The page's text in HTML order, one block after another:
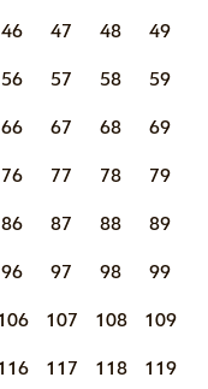
46 47 48 49
56 57 58 59
66 67 68 69
76 77 78 79
86 87 88 89
96 97 98 99
107 108 109
117 118 119